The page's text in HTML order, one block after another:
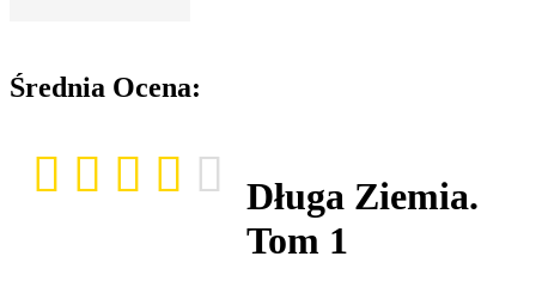
Średnia Ocena:
Długa Ziemia.
Tom 1